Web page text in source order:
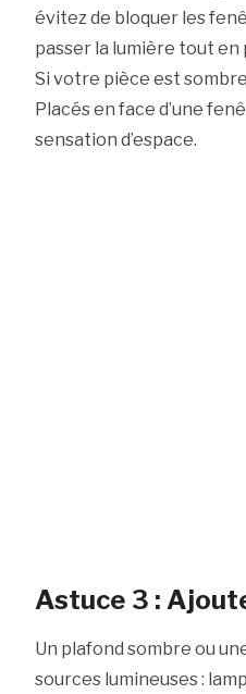
évitez de bloquer les
passer la lumière tout
Si votre pièce est
Placés en face d’une
sensation d’espace.
Astuce 3 :
Un plafond sombre ou
sources lumineuses :